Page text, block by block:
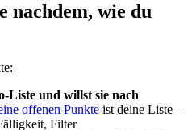
nachdem, wie du
Liste und willst sie nach
offenen Punkte ist deine Liste –
Filter